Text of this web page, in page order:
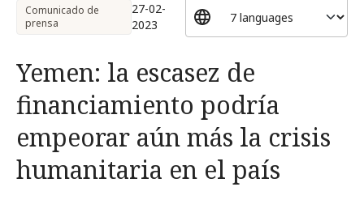
Comunicado de
prensa
27-02-
2023
Yemen: la escasez de
financiamiento podría
empeorar aún más la crisis
humanitaria en el país